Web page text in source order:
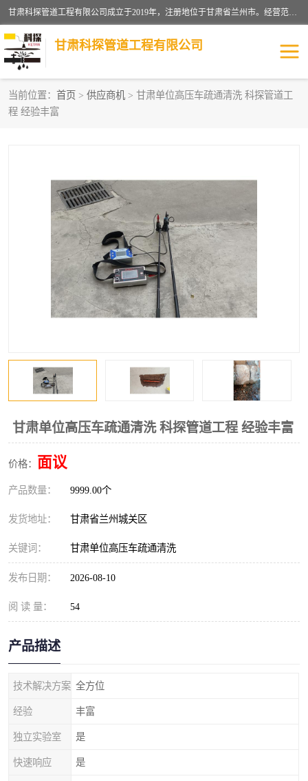
甘肃科探管道工程有限公司成立于2019年，注册地位于甘肃省兰州市。经营范围包括管道安装、清洗、疏通、维修、检测，防水工程，工程钻孔，化粪池清理，暖气安装，给排水管道安装维修，室内外管道如消防、供水、供热管道漏水检测定位，室内外防水堵漏等。
甘肃科探管道工程有限公司
当前位置： 首页 > 供应商机 > 甘肃单位高压车疏通清洗 科探管道工
程 经验丰富
甘肃单位高压车疏通清洗 科探管道工程 经验丰富
价格： 面议
产品数量： 9999.00个
发货地址： 甘肃省兰州城关区
关键词： 甘肃单位高压车疏通清洗
发布日期： 2026-08-10
阅 读 量： 54
产品描述
技术解决方案 全方位
经验 丰富
独立实验室 是
快速响应 是
管道安装维修
供热管道漏水
自来水管漏水 管道疏通
高压车疏通清淤